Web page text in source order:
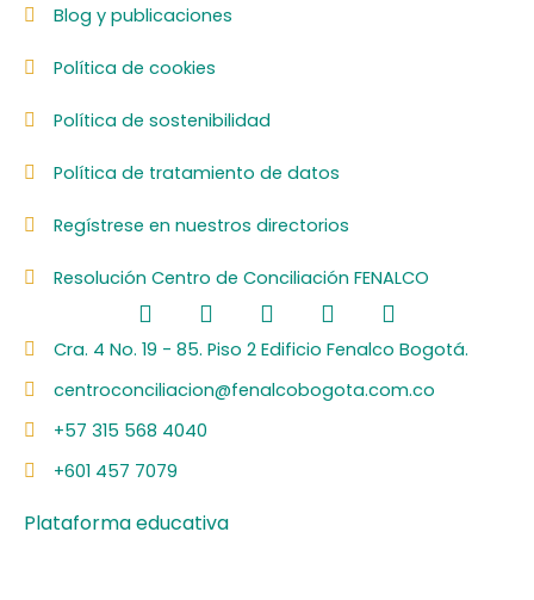
Blog y publicaciones
Política de cookies
Política de sostenibilidad
Política de tratamiento de datos
Regístrese en nuestros directorios
Resolución Centro de Conciliación FENALCO
F
a
c
e
b
o
o
k
L
i
n
e
d
i
I
n
s
t
a
Y
o
u
u
S
p
o
i
Cra. 4 No. 19 - 85. Piso 2 Edificio Fenalco Bogotá.
centroconciliacion@fenalcobogota.com.co
+57 315 568 4040
+601 457 7079
Plataforma educativa